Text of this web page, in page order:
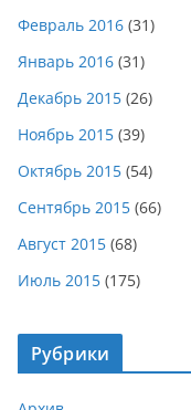
Февраль 2016 (31)
Январь 2016 (31)
Декабрь 2015 (26)
Ноябрь 2015 (39)
Октябрь 2015 (54)
Сентябрь 2015 (66)
Август 2015 (68)
Июль 2015 (175)
Рубрики